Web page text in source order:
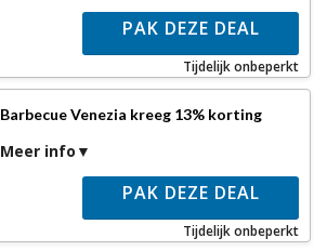
PAK DEZE DEAL
Tijdelijk onbeperkt
Barbecue Venezia kreeg 13% korting
Meer info
PAK DEZE DEAL
Tijdelijk onbeperkt